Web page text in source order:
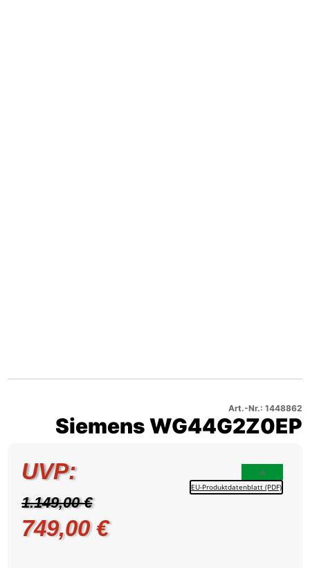
5
Art.-Nr.: 1448862
Siemens WG44G2Z0EP
UVP:
1.149,00€
Ursprünglicher
749,00€Aktueller
A
EU-Produktdatenblatt (PDF)